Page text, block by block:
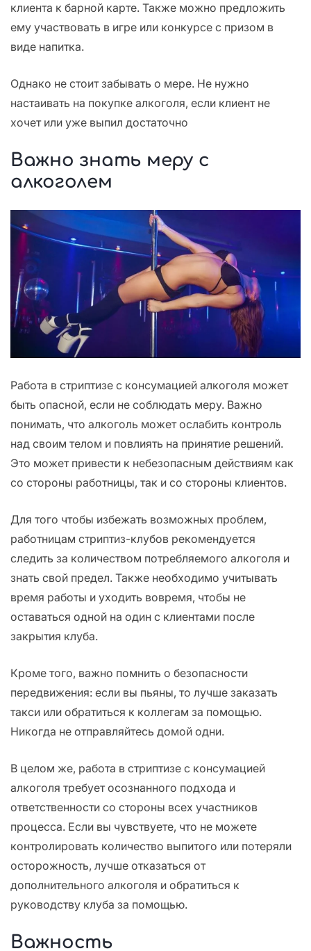
клиента к барной карте. Также можно предложить
ему участвовать в игре или конкурсе с призом в
виде напитка.
Однако не стоит забывать о мере. Не нужно
настаивать на покупке алкоголя, если клиент не
хочет или уже выпил достаточно
Важно знать меру с
алкоголем
Работа в стриптизе с консумацией алкоголя может
быть опасной, если не соблюдать меру. Важно
понимать, что алкоголь может ослабить контроль
над своим телом и повлиять на принятие решений.
Это может привести к небезопасным действиям как
со стороны работницы, так и со стороны клиентов.
Для того чтобы избежать возможных проблем,
работницам стриптиз-клубов рекомендуется
следить за количеством потребляемого алкоголя и
знать свой предел. Также необходимо учитывать
время работы и уходить вовремя, чтобы не
оставаться одной на один с клиентами после
закрытия клуба.
Кроме того, важно помнить о безопасности
передвижения: если вы пьяны, то лучше заказать
такси или обратиться к коллегам за помощью.
Никогда не отправляйтесь домой одни.
В целом же, работа в стриптизе с консумацией
алкоголя требует осознанного подхода и
ответственности со стороны всех участников
процесса. Если вы чувствуете, что не можете
контролировать количество выпитого или потеряли
осторожность, лучше отказаться от
дополнительного алкоголя и обратиться к
руководству клуба за помощью.
Важность